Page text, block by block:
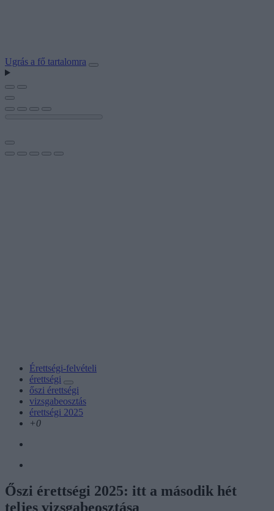
Ugrás a fő tartalomra
Érettségi-felvételi
érettségi
őszi érettségi
vizsgabeosztás
érettségi 2025
+0
Őszi érettségi 2025: itt a második hét
teljes vizsgabeosztása